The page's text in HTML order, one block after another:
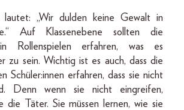
„Wir dulden keine Gewalt in
Auf Klassenebene sollten die
in Rollenspielen erfahren, was es
zu sein. Wichtig ist es auch, dass die
Schüler:innen erfahren, dass sie nicht
Denn wenn sie nicht eingreifen,
die Täter. Sie müssen lernen, wie sie